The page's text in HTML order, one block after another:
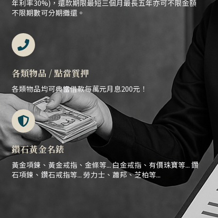
年利率30%)，還款期限最短三個月最長五年亦可不限金額
不限期數可分期攤還。
各類物品 / 點當質押
各類物品均可典當借款每萬元月息200元！
鑽石黃金名錶
黃金項鍊、黃金戒指、金條等... 白金戒指、有價珠寶等... 鑽
石項鍊、鑽石戒指等... 勞力士、蕭邦、芝柏等...